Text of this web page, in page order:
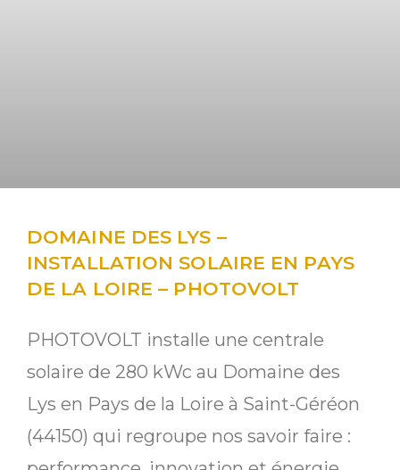
DOMAINE DES LYS –
INSTALLATION SOLAIRE EN PAYS
DE LA LOIRE – PHOTOVOLT
PHOTOVOLT installe une centrale
solaire de 280 kWc au Domaine des
Lys en Pays de la Loire à Saint-Géréon
(44150) qui regroupe nos savoir faire :